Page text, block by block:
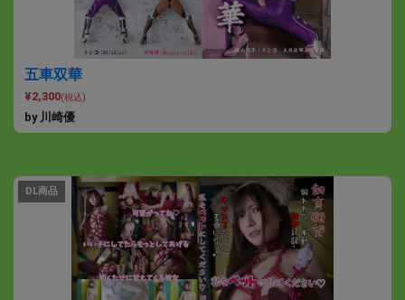
五車双華
¥2,300(税込)
by 川崎優
DL商品